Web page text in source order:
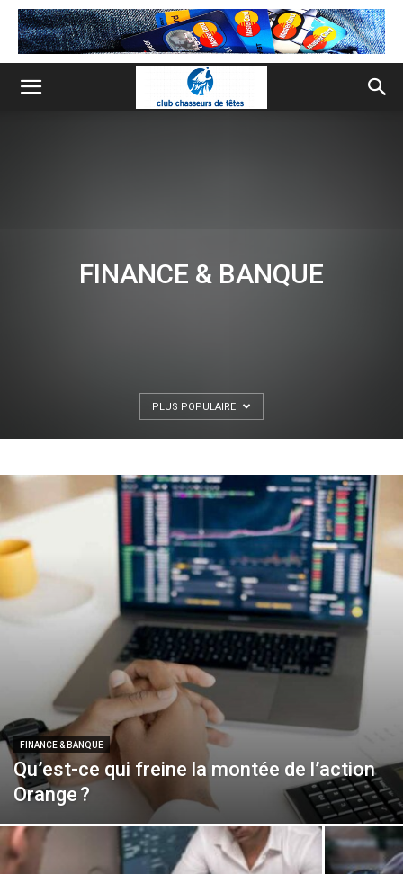
FINANCE & BANQUE
PLUS POPULAIRE
FINANCE & BANQUE
Qu’est-ce qui freine la montée de l’action
Orange ?